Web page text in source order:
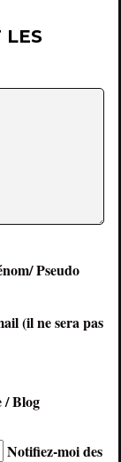
LES
Pseudo
(il ne sera pas
/ Blog
Notifiez-moi des